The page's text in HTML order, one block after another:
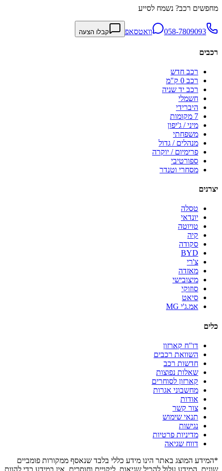
מחפשים רכב? נשמח לסייע
058-7809093 וואטסאפ קבלו הצעה
רכבים
רכב חדש
רכב 0 ק"מ
רכב יד שניה
חשמלי
היברידי
7 מקומות
מיני / ג'יפון
משפחתי
מנהלים / גדול
פרימיום / יוקרה
ספורטיבי
מסחרי וטנדר
יצרנים
טסלה
יונדאי
טויוטה
קיה
סקודה
BYD
צ'רי
מאזדה
מיצובישי
סוזוקי
סיאט
אמ.ג'י MG
כלים
דו"ח קארזון
השוואת רכבים
חדשות רכב
שאלות נפוצות
קארזון לסוחרים
מחשבוני אגרות
אודות
צור קשר
תנאי שימוש
נגישות
מדיניות פרטיות
דווח שגיאה
*המידע המוצג באתר הינו מידע כללי בלבד שנאסף ממקורות פומביים
שונים. המידע עלול להכיל שגיאות, ליקויים וחוסרים. אין במידע כדי להוות